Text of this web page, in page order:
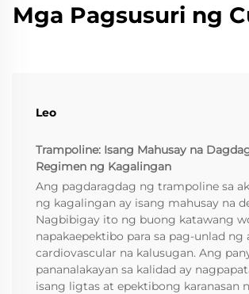
Mga Pagsusuri ng
Leo
Trampoline: Isang Mahusay na
Regimen ng Kagalingan
Ang pagdaragdag ng trampoline sa
ng kagalingan ay isang mahusay na
Nagbibigay ito ng buong katawang
napakaepektibo para sa pag-unlad ng
cardiovascular na kalusugan. Ang
pananalakayan sa kalidad ay
isang ligtas at epektibong karanasan